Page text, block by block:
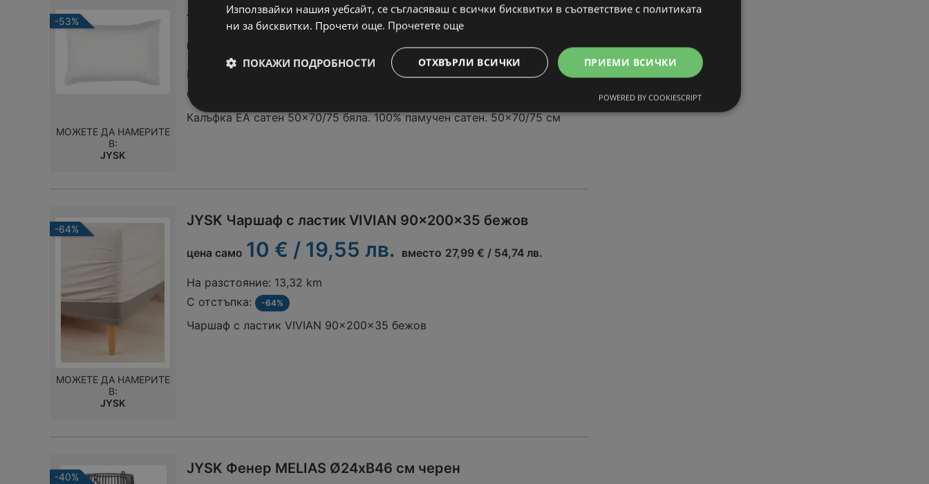
-53%
JYSK Калъфка EA сатен 50x70/75 бяла
цена само 3,75 € / 7,33 лв. вместо 7,99 € / 15,63 лв.
На разстояние:
С отстъпка:
Калъфка EA сатен 50x70/75 бяла. 100% памучен сатен. 50x70/75 см
МОЖЕТЕ ДА НАМЕРИТЕ
В:
JYSK
-64%
JYSK Чаршаф с ластик VIVIAN 90x200x35 бежов
цена само 10 € / 19,55 лв. вместо 27,99 € / 54,74 лв.
На разстояние: 13,32 km
С отстъпка:
-64%
Чаршаф с ластик VIVIAN 90x200x35 бежов
МОЖЕТЕ ДА НАМЕРИТЕ
В:
JYSK
-40%
JYSK Фенер MELIAS Ø24xВ46 см черен
Използвайки нашия уебсайт, се съгласяваш с всички бисквитки в съответствие с политиката
ни за бисквитки. Прочети още. Прочетете още
ПРИЕМИ ВСИЧКИ
ОТХВЪРЛИ ВСИЧКИ
ПОКАЖИ ПОДРОБНОСТИ
POWERED BY COOKIESCRIPT